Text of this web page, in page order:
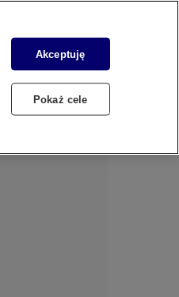
Dzień dobry!
ZALOGUJ SIĘ
Akceptuję
Pokaż cele